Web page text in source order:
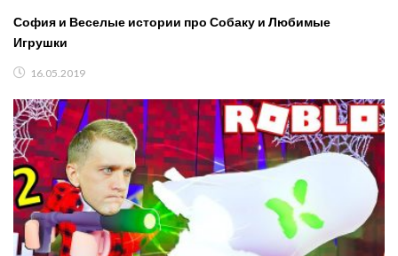
София и Веселые истории про Собаку и Любимые
Игрушки
16.05.2019